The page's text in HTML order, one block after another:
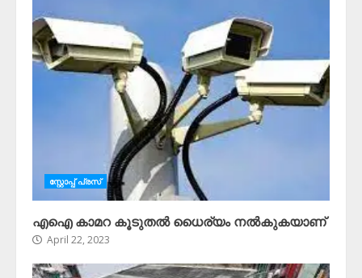
സ്റ്റോപ്പ്‌ പ്രസ്‌
എഐ കാമറ കൂടുതൽ ധൈര്യം നൽകുകയാണ്
April 22, 2023